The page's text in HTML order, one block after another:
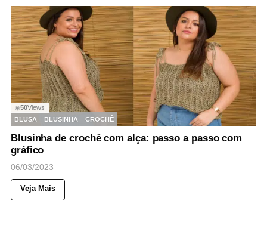
◉50Views
BLUSA
BLUSINHA CROCHÊ
Blusinha de crochê com alça: passo a passo com
gráfico
06/03/2023
Veja Mais